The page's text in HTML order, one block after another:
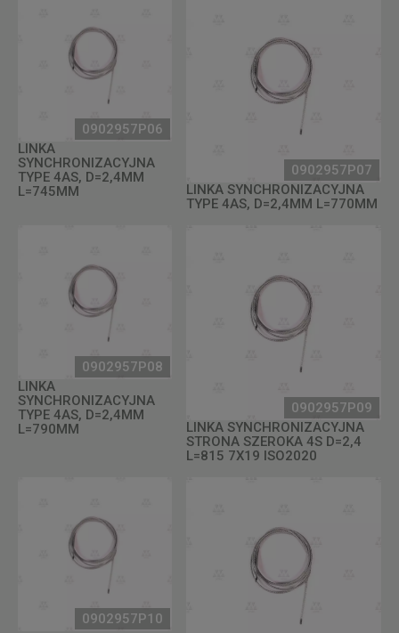
0902957P06
LINKA
SYNCHRONIZACYJNA
TYPE 4AS, D=2,4MM
L=745MM
0902957P07
LINKA SYNCHRONIZACYJNA
TYPE 4AS, D=2,4MM L=770MM
0902957P08
LINKA
SYNCHRONIZACYJNA
TYPE 4AS, D=2,4MM
L=790MM
0902957P09
LINKA SYNCHRONIZACYJNA
STRONA SZEROKA 4S D=2,4
L=815 7X19 ISO2020
0902957P10